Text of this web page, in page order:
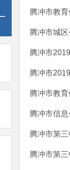
腾冲市教
腾冲市城
腾冲市
腾冲市
腾冲市教
腾冲市信
腾冲市第
腾冲市第